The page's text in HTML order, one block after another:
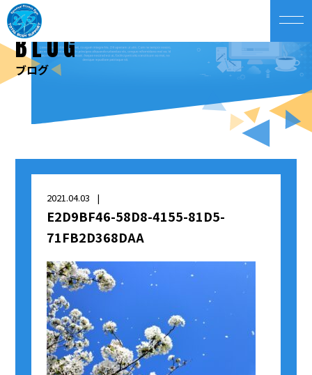
BLOG
ブログ
2021.04.03
E2D9BF46-58D8-4155-81D5-
71FB2D368DAA